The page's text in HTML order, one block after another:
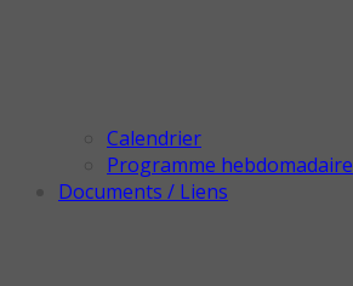
Calendrier
Programme hebdomadaire
Documents / Liens